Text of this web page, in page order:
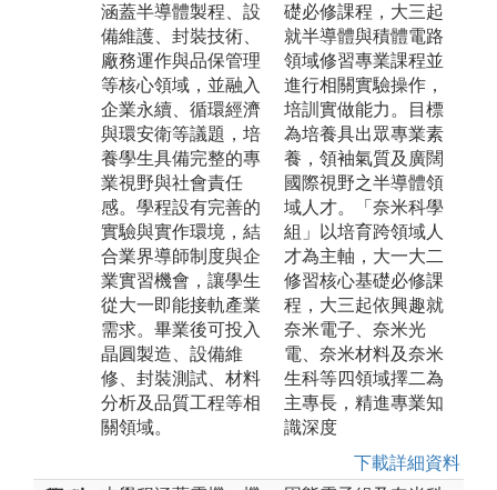
涵蓋半導體製程、設
備維護、封裝技術、
廠務運作與品保管理
等核心領域，並融入
企業永續、循環經濟
與環安衛等議題，培
養學生具備完整的專
業視野與社會責任
感。學程設有完善的
實驗與實作環境，結
合業界導師制度與企
業實習機會，讓學生
從大一即能接軌產業
需求。畢業後可投入
晶圓製造、設備維
修、封裝測試、材料
分析及品質工程等相
關領域。
礎必修課程，大三起
就半導體與積體電路
領域修習專業課程並
進行相關實驗操作，
培訓實做能力。目標
為培養具出眾專業素
養，領袖氣質及廣闊
國際視野之半導體領
域人才。「奈米科學
組」以培育跨領域人
才為主軸，大一大二
修習核心基礎必修課
程，大三起依興趣就
奈米電子、奈米光
電、奈米材料及奈米
生科等四領域擇二為
主專長，精進專業知
識深度
下載詳細資料